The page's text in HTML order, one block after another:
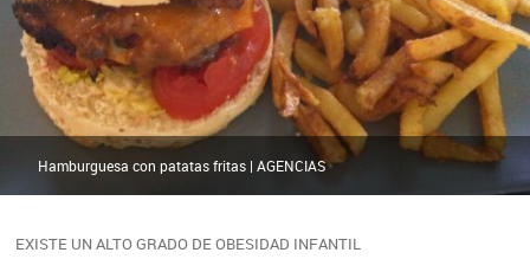
EXISTE UN ALTO GRADO DE OBESIDAD INFANTIL
Hamburguesa con patatas fritas | AGENCIAS